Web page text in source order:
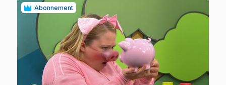
Abonnement